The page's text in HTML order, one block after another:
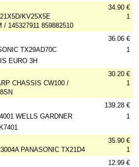
KV25X5E
/ 145327911 859882510
34.90 €
1
TX29AD70C
EURO 3H
36.06 €
1
CHASSIS CW100 /
30.20 €
1
WELLS GARDNER
139.28 €
1
PANASONIC TX21D4
35.90 €
1
12.99 €